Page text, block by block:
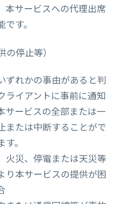
本サービスへの代理出席
す。
停止等）
ずれかの事由があると判
ライアントに事前に通知
サービスの全部または一
または中断することがで
。
災、停電または天災等
り本サービスの提供が困